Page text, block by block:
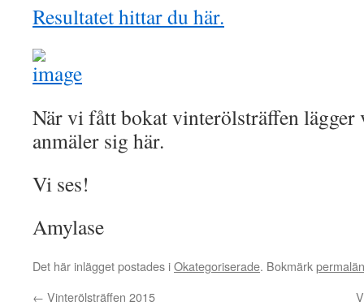
Resultatet hittar du här.
När vi fått bokat vinterölsträffen lägger
anmäler sig här.
Vi ses!
Amylase
Det här inlägget postades iOkategoriserade. Bokmärk
← Vinterölsträffen 2015